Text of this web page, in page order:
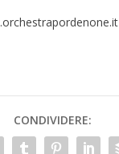
CONDIVIDERE: